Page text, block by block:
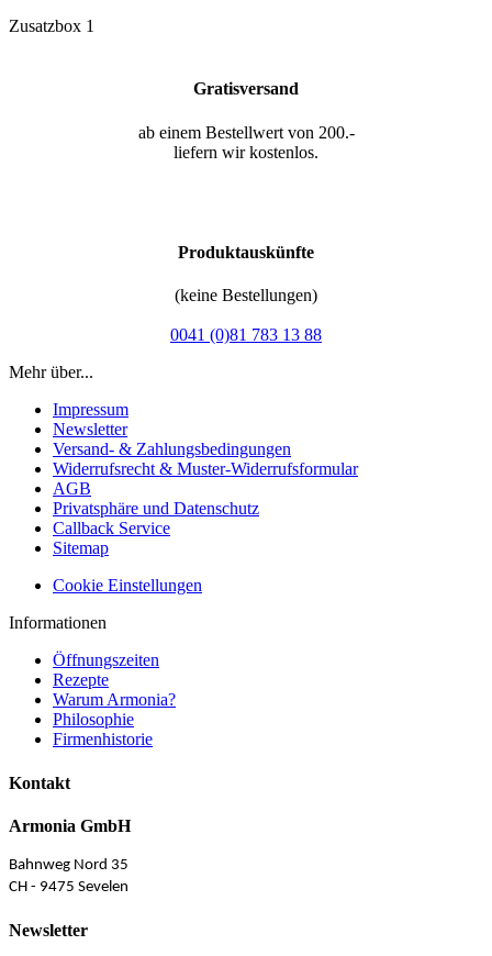
Zusatzbox 1
Gratisversand
ab einem Bestellwert von 200.-
liefern wir kostenlos.
Produktauskünfte
(keine Bestellungen)
0041 (0)81 783 13 88
Mehr über...
Impressum
Newsletter
Versand- & Zahlungsbedingungen
Widerrufsrecht & Muster-Widerrufsformular
AGB
Privatsphäre und Datenschutz
Callback Service
Sitemap
Cookie Einstellungen
Informationen
Öffnungszeiten
Rezepte
Warum Armonia?
Philosophie
Firmenhistorie
Kontakt
Armonia GmbH
Bahnweg Nord 35
CH - 9475 Sevelen
Newsletter